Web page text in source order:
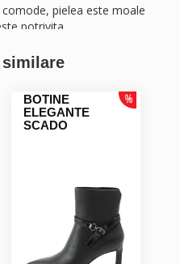
pielea este moale
potrivita.
pe site returul este foarte
un formular pentru a
similare
BOTINE
ELEGANTE
SCADO